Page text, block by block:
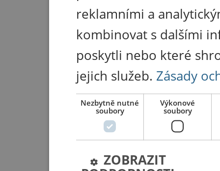
reklamními a
kombinovat s dalšími
poskytli nebo které
jejich služeb. Zásady
Nezbytně nutné
soubory
Výkonové
soubory
ZOBRAZIT